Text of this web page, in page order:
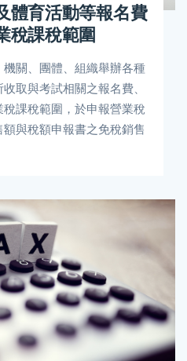
體育活動等報名費
稅課稅範圍
關、團體、組織舉辦各種
取與考試相關之報名費、
課稅範圍，於申報營業稅
與稅額申報書之免稅銷售